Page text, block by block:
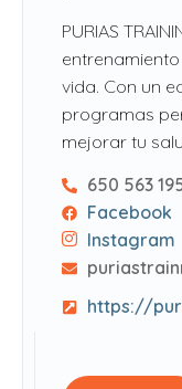
PURIAS
vida. Con un
programas
mejorar tu
650 563
Facebook
Instagram
https://